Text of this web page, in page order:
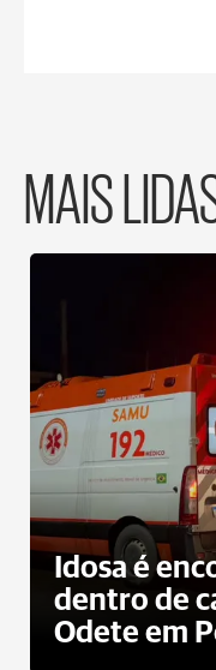
MAIS
Idosa é
dentro de
Odete em